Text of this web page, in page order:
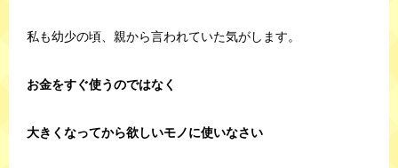
私も幼少の頃、親から言われていた気がします。
お金をすぐ使うのではなく
大きくなってから欲しいモノに使いなさい